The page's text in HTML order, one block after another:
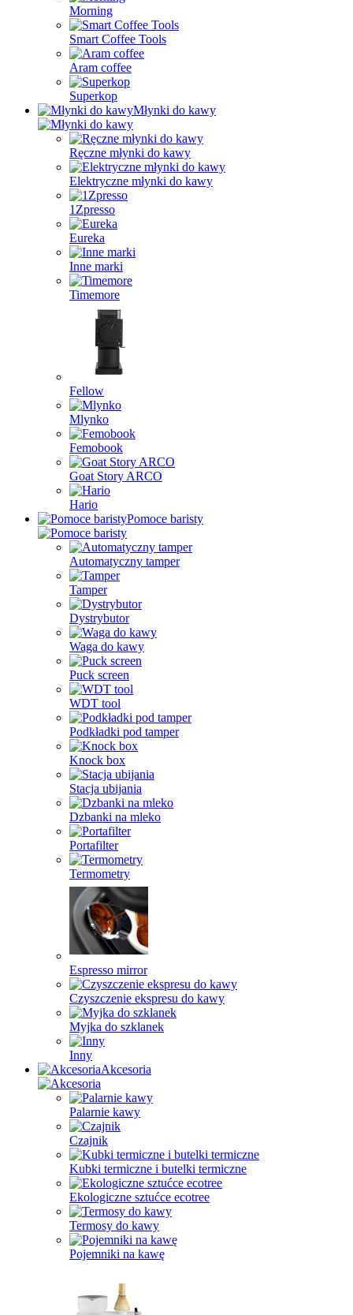
Morning
Smart Coffee Tools
Aram coffee
Superkop
Młynki do kawy
Ręczne młynki do kawy
Elektryczne młynki do kawy
1Zpresso
Eureka
Inne marki
Timemore
Fellow
Mlynko
Femobook
Goat Story ARCO
Hario
Pomoce baristy
Automatyczny tamper
Tamper
Dystrybutor
Waga do kawy
Puck screen
WDT tool
Podkładki pod tamper
Knock box
Stacja ubijania
Dzbanki na mleko
Portafilter
Termometry
Espresso mirror
Czyszczenie ekspresu do kawy
Myjka do szklanek
Inny
Akcesoria
Palarnie kawy
Czajnik
Kubki termiczne i butelki termiczne
Ekologiczne sztućce ecotree
Termosy do kawy
Pojemniki na kawę